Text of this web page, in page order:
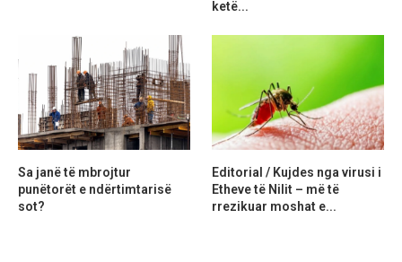
ketë...
Sa janë të mbrojtur
punëtorët e ndërtimtarisë
sot?
Editorial / Kujdes nga virusi i
Etheve të Nilit – më të
rrezikuar moshat e...